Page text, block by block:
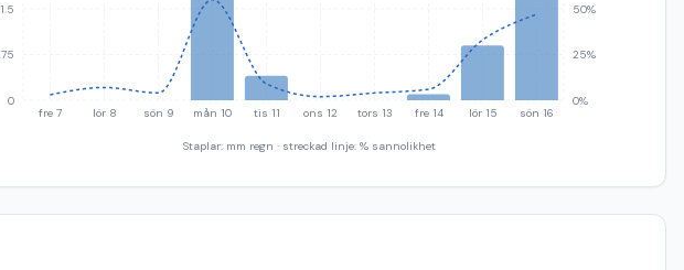
fre 7 lör 8 sön 9 mån 10 tis 11 ons 12 tors 13 fre 14 lör 15 sön 16
0
1.5
0%
25%
50%
Staplar: mm regn · streckad linje: % sannolikhet